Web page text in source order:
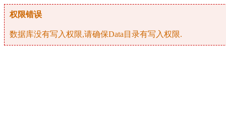
权限错误
数据库没有写入权限,请确保Data目录有写入权限.